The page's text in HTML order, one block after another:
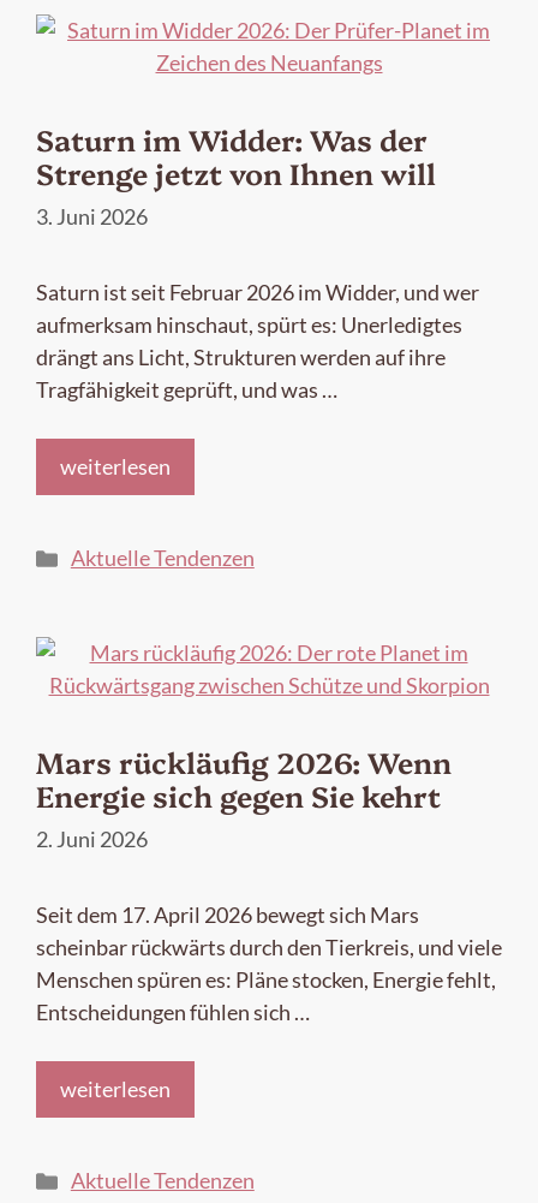
Saturn im Widder: Was der
Strenge jetzt von Ihnen will
3. Juni 2026
Saturn ist seit Februar 2026 im Widder, und wer
aufmerksam hinschaut, spürt es: Unerledigtes
drängt ans Licht, Strukturen werden auf ihre
Tragfähigkeit geprüft, und was …
weiterlesen
Kategorien
Aktuelle Tendenzen
Mars rückläufig 2026: Wenn
Energie sich gegen Sie kehrt
2. Juni 2026
Seit dem 17. April 2026 bewegt sich Mars
scheinbar rückwärts durch den Tierkreis, und viele
Menschen spüren es: Pläne stocken, Energie fehlt,
Entscheidungen fühlen sich …
weiterlesen
Kategorien
Aktuelle Tendenzen